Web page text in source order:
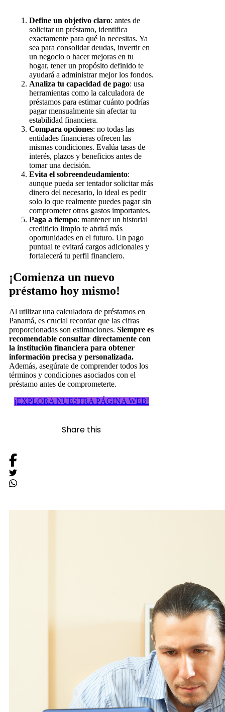
Define un objetivo claro: antes de
solicitar un préstamo, identifica
exactamente para qué lo necesitas. Ya
sea para consolidar deudas, invertir en
un negocio o hacer mejoras en tu
hogar, tener un propósito definido te
ayudará a administrar mejor los fondos.
Analiza tu capacidad de pago: usa
herramientas como la calculadora de
préstamos para estimar cuánto podrías
pagar mensualmente sin afectar tu
estabilidad financiera.
Compara opciones: no todas las
entidades financieras ofrecen las
mismas condiciones. Evalúa tasas de
interés, plazos y beneficios antes de
tomar una decisión.
Evita el sobreendeudamiento:
aunque pueda ser tentador solicitar más
dinero del necesario, lo ideal es pedir
solo lo que realmente puedes pagar sin
comprometer otros gastos importantes.
Paga a tiempo: mantener un historial
crediticio limpio te abrirá más
oportunidades en el futuro. Un pago
puntual te evitará cargos adicionales y
fortalecerá tu perfil financiero.
¡Comienza un nuevo
préstamo hoy mismo!
Al utilizar una calculadora de préstamos en
Panamá, es crucial recordar que las cifras
proporcionadas son estimaciones. Siempre es
recomendable consultar directamente con
la institución financiera para obtener
información precisa y personalizada.
Además, asegúrate de comprender todos los
términos y condiciones asociados con el
préstamo antes de comprometerte.
¡EXPLORA NUESTRA PÁGINA WEB!
Share this